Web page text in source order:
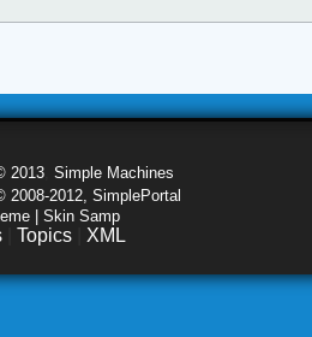
2013 Simple Machines
2008-2012, SimplePortal
| Skin Samp
Topics XML